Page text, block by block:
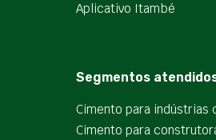
Aplicativo Itambé
Segmentos
Cimento para indústrias
Cimento para